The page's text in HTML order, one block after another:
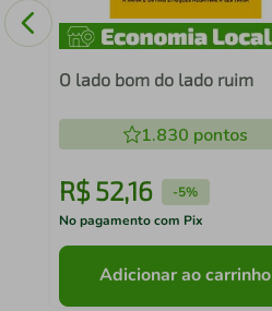
O lado bom do lado ruim
1.830 pontos
R$ 52,16 -5%
No pagamento com Pix
Adicionar ao carrinho